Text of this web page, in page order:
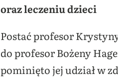
oraz leczeniu dzieci
Postać profesor
do profesor Bożeny
pominięto jej udział w